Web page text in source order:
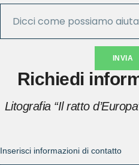
INVIA
Richiedi
Litografia “Il ratto
Inserisci informazioni di contatto